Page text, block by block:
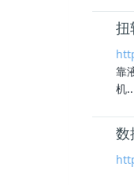
扭
靠
机
数